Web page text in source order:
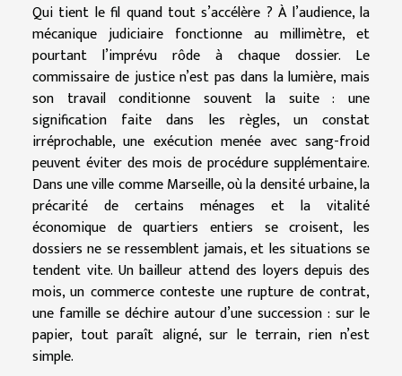
Qui tient le fil quand tout s’accélère ? À l’audience, la
mécanique judiciaire fonctionne au millimètre, et
pourtant l’imprévu rôde à chaque dossier. Le
commissaire de justice n’est pas dans la lumière, mais
son travail conditionne souvent la suite : une
signification faite dans les règles, un constat
irréprochable, une exécution menée avec sang-froid
peuvent éviter des mois de procédure supplémentaire.
Dans une ville comme Marseille, où la densité urbaine, la
précarité de certains ménages et la vitalité
économique de quartiers entiers se croisent, les
dossiers ne se ressemblent jamais, et les situations se
tendent vite. Un bailleur attend des loyers depuis des
mois, un commerce conteste une rupture de contrat,
une famille se déchire autour d’une succession : sur le
papier, tout paraît aligné, sur le terrain, rien n’est
simple.